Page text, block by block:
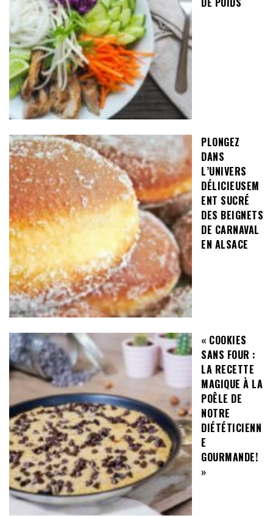
PLONGEZ
DANS
L’UNIVERS
DÉLICIEUSEM
ENT SUCRÉ
DES BEIGNETS
DE CARNAVAL
EN ALSACE
« COOKIES
SANS FOUR :
LA RECETTE
MAGIQUE À LA
POÊLE DE
NOTRE
DIÉTÉTICIENN
E
GOURMANDE!
»